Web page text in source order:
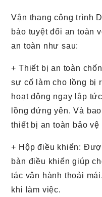
Vận thang công trình
bảo tuyệt đối an toàn
an toàn như sau:
+ Thiết bị an toàn
sự cố làm cho lồng bị
hoạt động ngay lập
lồng đứng yên. Và
thiết bị an toàn bảo vệ
+ Hộp điều khiển:
bàn điều khiển giúp
tác vận hành thoải
khi làm việc.